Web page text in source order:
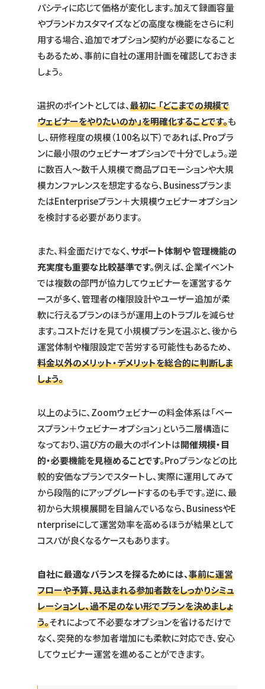
パシティに応じて価格が変化します。加えて録画容量
やブランドカスタマイズなどの高度な機能をさらに利
用する場合、追加でオプション契約が必要になること
もあるため、事前に自社の運用計画を確認しておきま
しょう。
選択のポイントとしては、最初に 「どこまでの規模で
ウェビナーをやりたいのか」を明確化することです。も
し、研修程度の規模（100名以下）であれば、Proプラ
ンに最小限のウェビナーオプションで十分でしょう。逆
に数百人〜数千人規模で商品プロモーションや大規
模カンファレンスを想定するなら、Businessプランま
たはEnterpriseプラン＋大規模ウェビナーオプション
を検討する必要があります。
また、料金面だけでなく、サポート体制や 管理機能の
充実度も重要な比較基準です。例えば、企業イベント
では複数の部門が協力してウェビナーを運営するケ
ースが多く、管理者の権限設計やユーザー追加が柔
軟に行えるプランのほうが運用上のトラブルを減らせ
ます。コストだけを見て小規模プランを選ぶと、後から
運営体制や権限設定で苦労する可能性もあるため、
料金以外のメリット・デメリットを総合的に判断しま
しょう。
以上のように、Zoomウェビナーの料金体系は「ベー
スプラン＋ウェビナーオプション」という二層構造に
なっており、選び方の最大のポイントは開催規模・目
的・必要機能を見極めることです。Proプランなどの比
較的安価なプランでスタートし、実際に運用してみて
から段階的にアップグレードするのも手です。逆に、最
初から大規模展開を目論んでいるなら、BusinessやE
nterpriseにして運営効率を高めるほうが結果として
コスパが良くなるケースもあります。
自社に最適なバランスを探るためには、事前に運営
フローや予算、見込まれる参加者数をしっかりシミュ
レーションし、過不足のない形でプランを決めましょ
う。それによって不必要なオプションを省けるだけで
なく、突発的な参加者増加にも柔軟に対応でき、安心
してウェビナー運営を進めることができます。